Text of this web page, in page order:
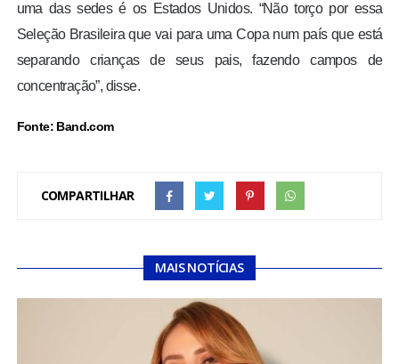
uma das sedes é os Estados Unidos. “Não torço por essa
Seleção Brasileira que vai para uma Copa num país que está
separando crianças de seus pais, fazendo campos de
concentração”, disse.
Fonte: Band.com
COMPARTILHAR
MAIS NOTÍCIAS